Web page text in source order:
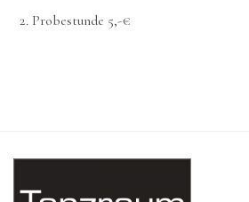
Probestunde 5,-€